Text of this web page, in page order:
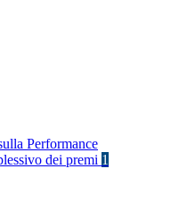
Performance
dei premi 1